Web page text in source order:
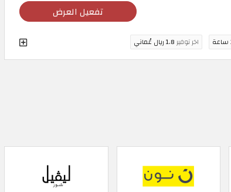
تفعيل العرض
اخر توفير1.8 ريال عُماني